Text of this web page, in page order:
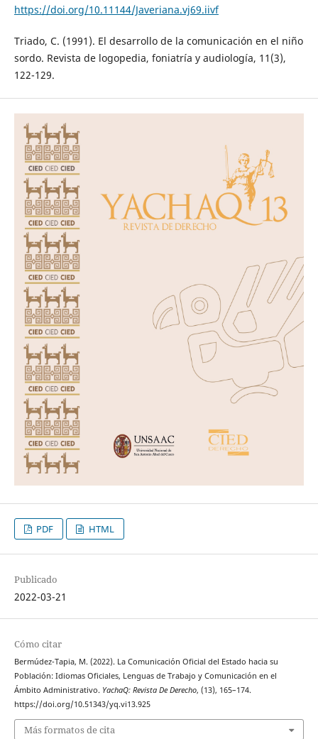
https://doi.org/10.11144/Javeriana.vj69.iivf
Triado, C. (1991). El desarrollo de la comunicación en el niño
sordo. Revista de logopedia, foniatría y audiología, 11(3),
122-129.
PDF HTML
Publicado
2022-03-21
Cómo citar
Bermúdez-Tapia, M. (2022). La Comunicación Oficial del Estado hacia su
Población: Idiomas Oficiales, Lenguas de Trabajo y Comunicación en el
Ámbito Administrativo. YachaQ: Revista De Derecho, (13), 165–174.
https://doi.org/10.51343/yq.vi13.925
Más formatos de cita